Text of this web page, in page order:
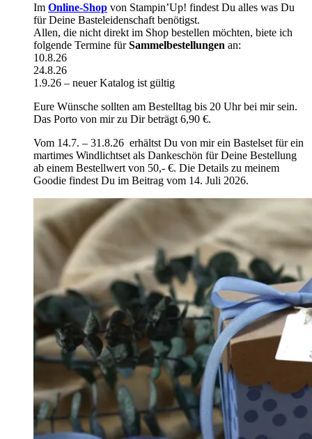
Im Online-Shop von Stampin’Up! findest Du alles was Du
für Deine Basteleidenschaft benötigst.
Allen, die nicht direkt im Shop bestellen möchten, biete ich
folgende Termine fürSammelbestellungen an:
10.8.26
24.8.26
1.9.26 – neuer Katalog ist gültig
Eure Wünsche sollten am Bestelltag bis 20 Uhr bei mir sein.
Das Porto von mir zu Dir beträgt 6,90 €.
Vom 14.7. – 31.8.26 erhältst Du von mir ein Bastelset für ein
martimes Windlichtset als Dankeschön für Deine Bestellung
ab einem Bestellwert von 50,- €. Die Details zu meinem
Goodie findest Du im Beitrag vom 14. Juli 2026.